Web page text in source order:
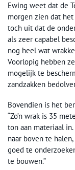
Ewing weet dat de
morgen zien dat
toch uit dat de
als zeer capabel
nog heel wat
Voorlopig hebben
mogelijk te
zandzakken
Bovendien is het
“Zo’n wrak is 35
ton aan materiaal
naar boven te
goed te
te bouwen.”